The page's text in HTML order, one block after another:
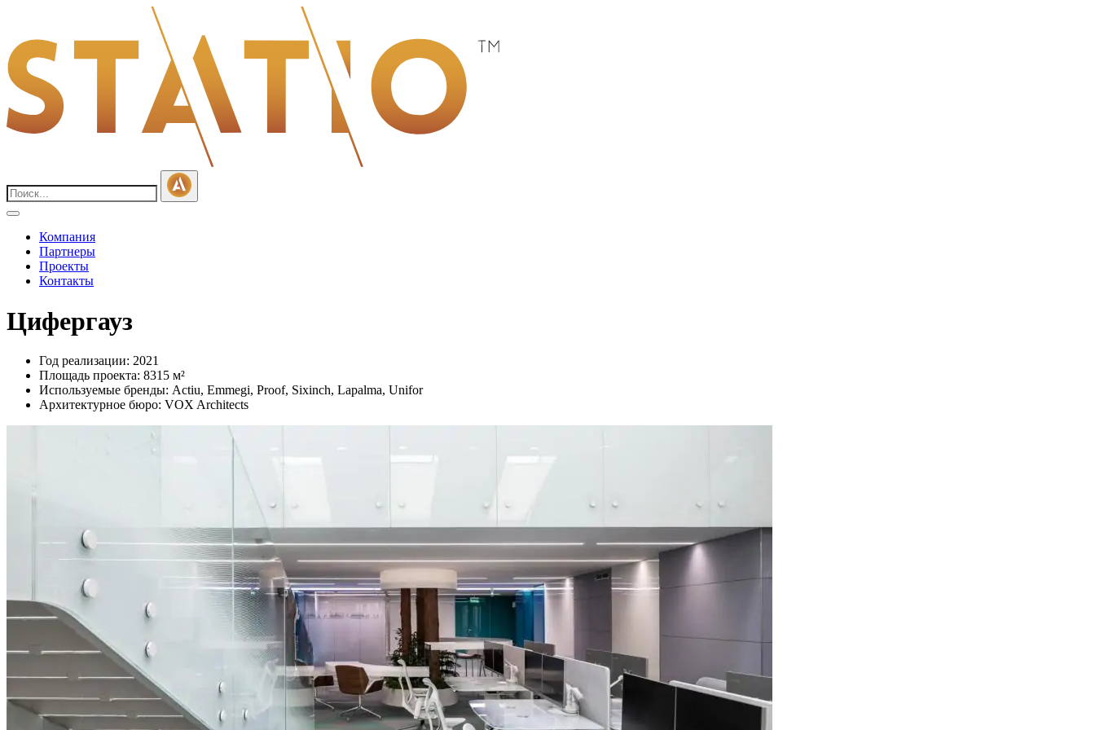
Компания
Партнеры
Проекты
Контакты
Цифергауз
Год реализации: 2021
Площадь проекта: 8315 м²
Используемые бренды: Actiu, Emmegi, Proof, Sixinch, Lapalma, Unifor
Архитектурное бюро: VOX Architects